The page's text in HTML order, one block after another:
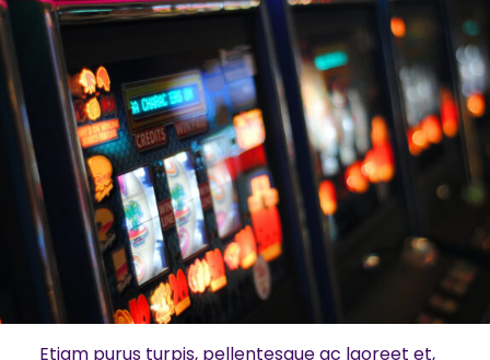
Etiam purus turpis, pellentesque ac laoreet et,